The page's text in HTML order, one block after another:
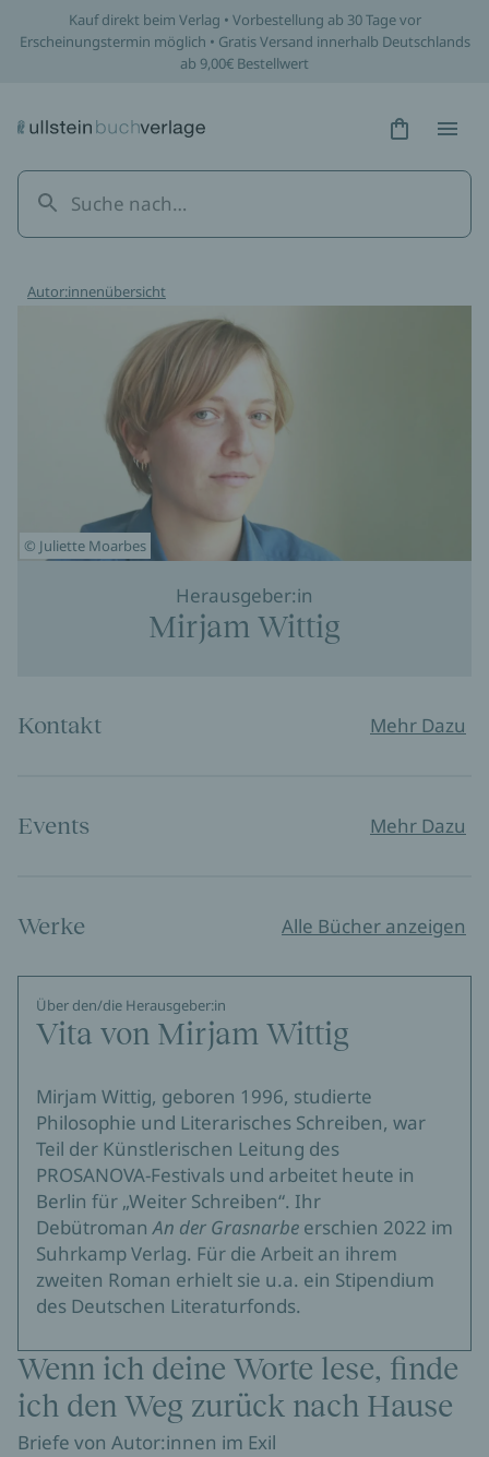
Kauf direkt beim Verlag • Vorbestellung ab 30 Tage vor
Erscheinungstermin möglich • Gratis Versand innerhalb Deutschlands
ab 9,00€ Bestellwert
Hidden
Autor:innenübersicht
© Juliette Moarbes
Herausgeber:in
Mirjam Wittig
Kontakt Mehr Dazu
Events Mehr Dazu
Werke Alle Bücher anzeigen
Über den/die Herausgeber:in
Vita von Mirjam Wittig
Mirjam Wittig, geboren 1996, studierte
Philosophie und Literarisches Schreiben, war
Teil der Künstlerischen Leitung des
PROSANOVA-Festivals und arbeitet heute in
Berlin für „Weiter Schreiben“. Ihr
DebütromanAn der Grasnarbe erschien 2022 im
Suhrkamp Verlag. Für die Arbeit an ihrem
zweiten Roman erhielt sie u.a. ein Stipendium
des Deutschen Literaturfonds.
Wenn ich deine Worte lese, finde
ich den Weg zurück nach Hause
Briefe von Autor:innen im Exil